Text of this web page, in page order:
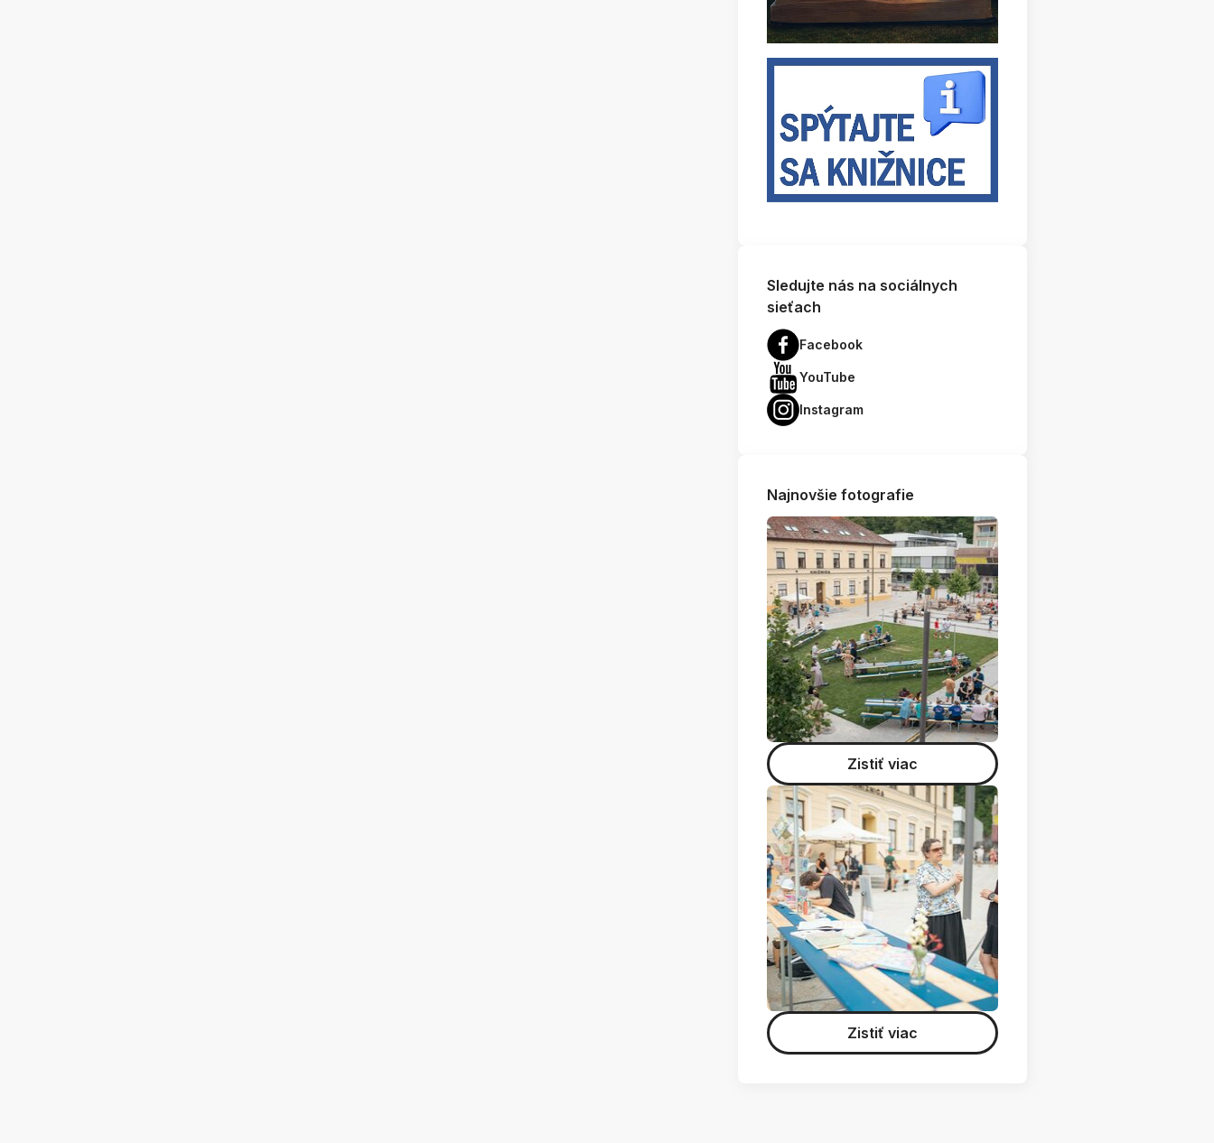
Sledujte nás na sociálnych
sieťach
Facebook
YouTube
Instagram
Najnovšie fotografie
Zistiť viac
Zistiť viac